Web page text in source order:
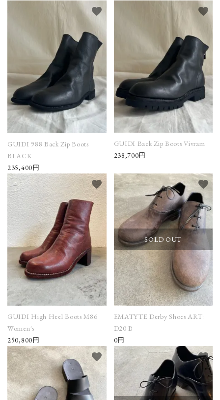
GUIDI 988 Back Zip Boots
BLACK
235,400円
favorite
GUIDI Back Zip Boots Vivram
238,700円
favorite
GUIDI High Heel Boots M86
Women's
250,800円
favorite
SOLD OUT
EMATYTE Derby Shoes ART:
D20 B
0円
favorite
favorite favorite